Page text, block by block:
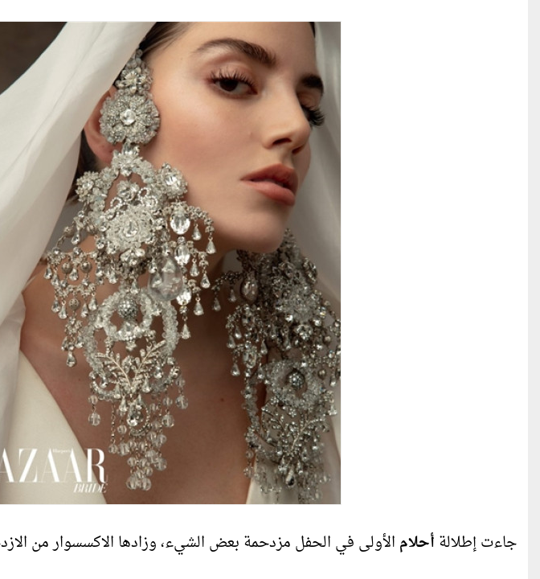
جاءت إطلالة أحلام الأولى في الحفل مزدحمة بعض الشيء، وزادها الاكسسوار من